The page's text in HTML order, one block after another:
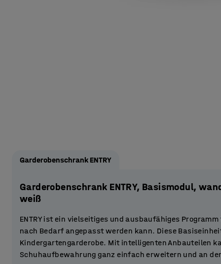
Garderobenschrank ENTRY
Garderobenschrank ENTRY, Basismodul,
weiß
ENTRY ist ein vielseitiges und ausbaufähiges
nach Bedarf angepasst werden kann. Diese
Kindergartengarderobe. Mit intelligenten Anbauteilen
Schuhaufbewahrung ganz einfach erweitern und an